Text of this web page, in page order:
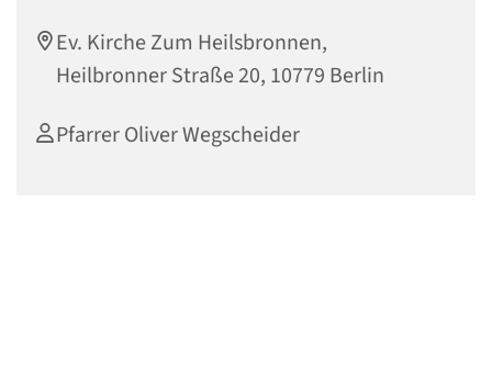
Ev. Kirche Zum Heilsbronnen,
Heilbronner Straße 20, 10779 Berlin
Pfarrer Oliver Wegscheider